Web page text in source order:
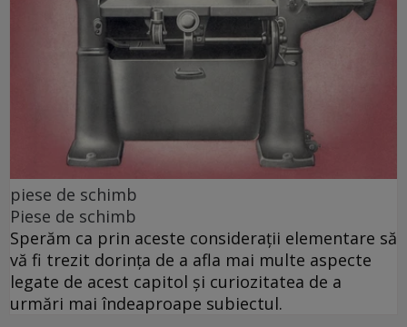
piese de schimb
Piese de schimb
Sperăm ca prin aceste considerații elementare să
vă fi trezit dorința de a afla mai multe aspecte
legate de acest capitol și curiozitatea de a
urmări mai îndeaproape subiectul.